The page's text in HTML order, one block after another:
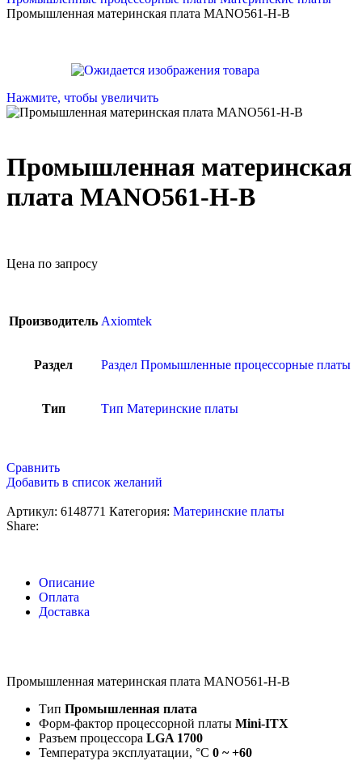
Промышленная материнская плата MANO561-H-B
Нажмите, чтобы увеличить
Промышленная материнская
плата MANO561-H-B
Цена по запросу
Производитель Axiomtek
Раздел Раздел Промышленные процессорные платы
Тип Тип Материнские платы
Сравнить
Добавить в список желаний
Артикул: 6148771 Категория: Материнские платы
Share:
Описание
Оплата
Доставка
Промышленная материнская плата MANO561-H-B
Тип Промышленная плата
Форм-фактор процессорной платы Mini-ITX
Разъем процессора LGA 1700
Температура эксплуатации, °C 0 ~ +60